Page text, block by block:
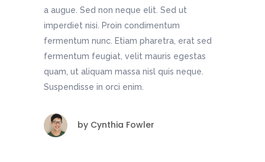
a augue. Sed non neque elit. Sed ut
imperdiet nisi. Proin condimentum
fermentum nunc. Etiam pharetra, erat sed
fermentum feugiat, velit mauris egestas
quam, ut aliquam massa nisl quis neque.
Suspendisse in orci enim.
by Cynthia Fowler